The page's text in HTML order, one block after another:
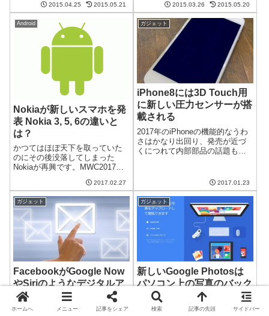
く5.1.1のアップデートになると
Nexus Player...
2015.04.25 2015.05.21
す。これより小さいと文字が小
さくな...
2015.03.26 2015.05.20
Android
Nokiaが新しいスマホを発
表 Nokia 3, 5, 6の違いと
は？
かつてはほぼ天下を取っていた
のにその後没落してしまった
Nokiaが再興です。MWC2017で
3種類発表されました。Nokia 3,
Nokia 5, Nokia6 と名付けられた
これらのスマホはどのように
違...
2017.02.27
ガジェット
iPhone8には3D Touch用
に新しい圧力センサーが搭
載される
2017年のiPhoneの機能的なうわ
さはかなり出回り、発売が近づ
くにつれて内部部品の話題も出
新しくなるという噂です。より
広い範囲の圧力を検出できるフ
ィルムセンサーを採用9to...
2017.01.23
ガジェット
FacebookがGoogle Now
やSiriのようなデジタルア
シスタント Moneypenny
を計画中
FacebookがGoogle NowやSiriの
ガジェット
新しいGoogle Photosは
パソコン上の写真のバック
アップにも使える
先日リリースされた新しい
ホームへ メニュー 記事をシェア 検索 記事の先頭 サイドバー